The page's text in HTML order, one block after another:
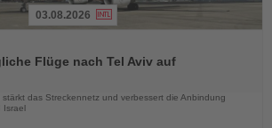
03.08.2026
Flüge nach Tel Aviv auf
das Streckennetz und verbessert die Anbindung
Israel